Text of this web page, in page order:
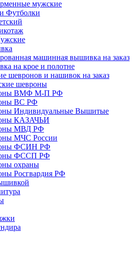
мужские
Футболки
машинная вышивка на заказ
на крое и полотне
шевронов и нашивок на заказ
шевроны
ВМФ М-П РФ
ВС РФ
Индивидуальные Вышитые
КАЗАЧЬИ
МВД РФ
МЧС России
ФСИН РФ
ФССП РФ
охраны
Росгвардия РФ